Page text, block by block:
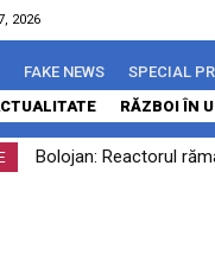
2026
FAKE NEWS SPECIAL
RĂZBOI ÎN
Bolojan: Reactorul
Un alt depozit